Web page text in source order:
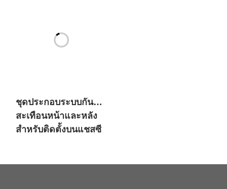
ชุดประกอบระบบกัน
สะเทือนหน้าและหลัง
สำหรับติดตั้งบนแชสซี